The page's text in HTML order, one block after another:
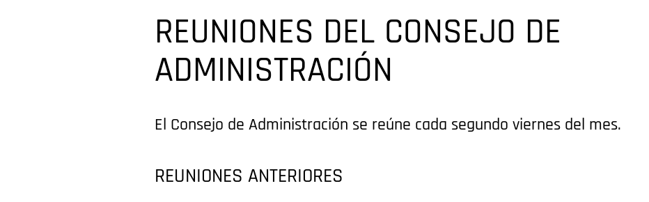
REUNIONES DEL CONSEJO DE
ADMINISTRACIÓN
El Consejo de Administración se reúne cada segundo viernes del mes.
REUNIONES ANTERIORES